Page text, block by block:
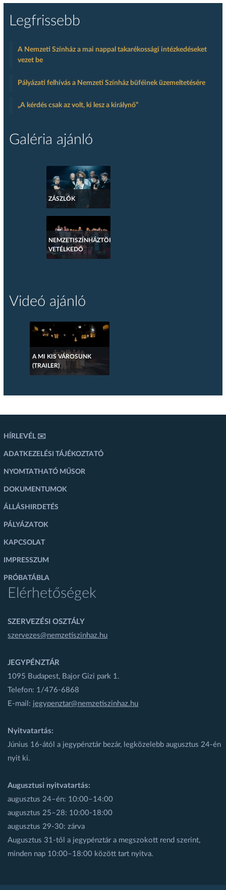
Legfrissebb
A Nemzeti Színház a mai nappal takarékossági intézkedéseket
vezet be
Pályázati felhívás a Nemzeti Színház büféinek üzemeltetésére
„A kérdés csak az volt, ki lesz a királynő”
Galéria ajánló
ZÁSZLÓK
NEMZETISZÍNHÁZTÖRTÉNETI
VETÉLKEDŐ
Videó ajánló
A MI KIS VÁROSUNK
(TRAILER)
HÍRLEVÉL ✉️
ADATKEZELÉSI TÁJÉKOZTATÓ
NYOMTATHATÓ MŰSOR
DOKUMENTUMOK
ÁLLÁSHIRDETÉS
PÁLYÁZATOK
KAPCSOLAT
IMPRESSZUM
PRÓBATÁBLA
Elérhetőségek
SZERVEZÉSI OSZTÁLY
szervezes@nemzetiszinhaz.hu
JEGYPÉNZTÁR
1095 Budapest, Bajor Gizi park 1.
Telefon: 1/476-6868
E-mail: jegypenztar@nemzetiszinhaz.hu
Nyitvatartás:
Június 16-ától a jegypénztár bezár, legközelebb augusztus 24-én
nyit ki.
Augusztusi nyitvatartás:
augusztus 24–én: 10:00–14:00
augusztus 25–28: 10:00-18:00
augusztus 29-30: zárva
Augusztus 31-től a jegypénztár a megszokott rend szerint,
minden nap 10:00–18:00 között tart nyitva.